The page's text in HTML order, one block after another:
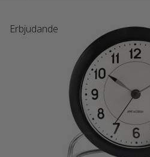
Erbjudande